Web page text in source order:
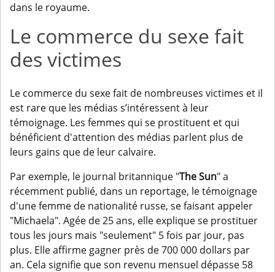
dans le royaume.
Le commerce du sexe fait
des victimes
Le commerce du sexe fait de nombreuses victimes et il
est rare que les médias s’intéressent à leur
témoignage. Les femmes qui se prostituent et qui
bénéficient d'attention des médias parlent plus de
leurs gains que de leur calvaire.
Par exemple, le journal britannique "The Sun" a
récemment publié, dans un reportage, le témoignage
d'une femme de nationalité russe, se faisant appeler
"Michaela". Agée de 25 ans, elle explique se prostituer
tous les jours mais "seulement" 5 fois par jour, pas
plus. Elle affirme gagner près de 700 000 dollars par
an. Cela signifie que son revenu mensuel dépasse 58